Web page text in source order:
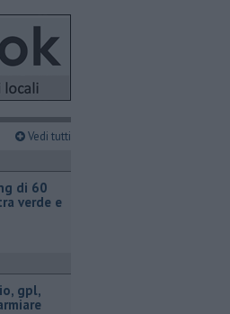
Vedi tutti
di 60
verde e
gpl,